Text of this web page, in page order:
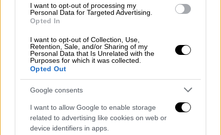
I want to opt-out of processing my
Personal Data for Targeted Advertising.
Opted In
I want to opt-out of Collection, Use,
Retention, Sale, and/or Sharing of my
Personal Data that Is Unrelated with the
Purposes for which it was collected.
Opted Out
Google consents
I want to allow Google to enable storage
related to advertising like cookies on web or
device identifiers in apps.
για την απόφαση αυτή και κάλεσε τις ΗΠΑ να
διατηρήσουν συνεχή την υποστήριξή τους
και να αποσαφηνίσουν το συντομότερο την
θέση τους. Το υπουργείο Εξωτερικών της
Ουκρανίας κάλεσε τον Αμερικανό
επιτετραμμένο στο Κίεβο Τζο Γκίνκελ για να
του υπενθυμίσει ότι «οποιαδήποτε
καθυστέρηση στην υποστήριξη των
αμυντικών ικανοτήτων της Ουκρανίας
ενθαρρύνει τον επιτιθέμενο να συνεχίσει